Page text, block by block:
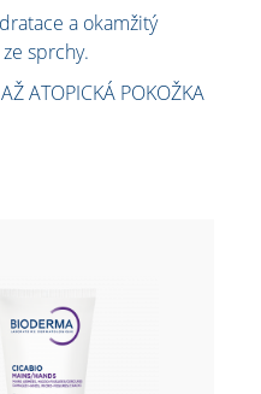
a okamžitý
sprchy.
ATOPICKÁ POKOŽKA